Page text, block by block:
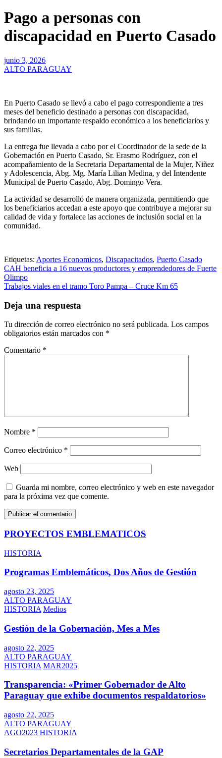
Pago a personas con
discapacidad en Puerto Casado
junio 3, 2026
ALTO PARAGUAY
En Puerto Casado se llevó a cabo el pago correspondiente a tres
meses del beneficio destinado a personas con discapacidad,
brindando un importante respaldo económico a los beneficiarios y
sus familias.
La entrega fue llevada a cabo por el Coordinador de la sede de la
Gobernación en Puerto Casado, Sr. Erasmo Rodríguez, con el
acompañamiento de la Secretaria Departamental de la Mujer, Niñez
y Adolescencia, Abg. Mg. María Lilian Medina, y del Intendente
Municipal de Puerto Casado, Abg. Domingo Vera.
La actividad se desarrolló de manera organizada, permitiendo que
los beneficiarios accedan a este apoyo que contribuye a mejorar su
calidad de vida y fortalece las acciones de inclusión social en la
comunidad.
Etiquetas: Aportes Economicos, Discapacitados, Puerto Casado
Navegación
de
CAH beneficia a 16 nuevos productores y emprendedores de Fuerte
Olimpo
Trabajos viales en el tramo Toro Pampa – Cruce Km 65
Deja una respuesta
Tu dirección de correo electrónico no será publicada. Los campos
obligatorios están marcados con *
Comentario *
Nombre *
Correo electrónico *
Web
Guarda mi nombre, correo electrónico y web en este navegador
para la próxima vez que comente.
PROYECTOS EMBLEMATICOS
HISTORIA
Programas Emblemáticos, Dos Años de Gestión
agosto 23, 2025
ALTO PARAGUAY
HISTORIA Medios
Gestión de la Gobernación, Mes a Mes
agosto 22, 2025
ALTO PARAGUAY
HISTORIA MAR2025
Transparencia: «Primer Gobernador de Alto
Paraguay que exhibe documentos respaldatorios»
agosto 22, 2025
ALTO PARAGUAY
AGO2023 HISTORIA
Secretarios Departamentales de la GAP